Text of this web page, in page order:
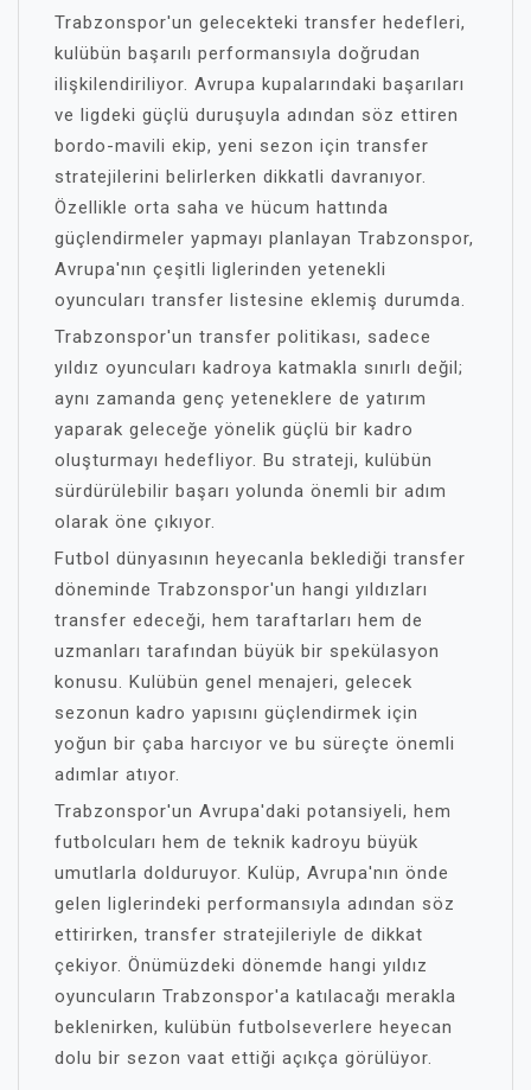
Trabzonspor'un gelecekteki transfer hedefleri,
kulübün başarılı performansıyla doğrudan
ilişkilendiriliyor. Avrupa kupalarındaki başarıları
ve ligdeki güçlü duruşuyla adından söz ettiren
bordo-mavili ekip, yeni sezon için transfer
stratejilerini belirlerken dikkatli davranıyor.
Özellikle orta saha ve hücum hattında
güçlendirmeler yapmayı planlayan Trabzonspor,
Avrupa'nın çeşitli liglerinden yetenekli
oyuncuları transfer listesine eklemiş durumda.
Trabzonspor'un transfer politikası, sadece
yıldız oyuncuları kadroya katmakla sınırlı değil;
aynı zamanda genç yeteneklere de yatırım
yaparak geleceğe yönelik güçlü bir kadro
oluşturmayı hedefliyor. Bu strateji, kulübün
sürdürülebilir başarı yolunda önemli bir adım
olarak öne çıkıyor.
Futbol dünyasının heyecanla beklediği transfer
döneminde Trabzonspor'un hangi yıldızları
transfer edeceği, hem taraftarları hem de
uzmanları tarafından büyük bir spekülasyon
konusu. Kulübün genel menajeri, gelecek
sezonun kadro yapısını güçlendirmek için
yoğun bir çaba harcıyor ve bu süreçte önemli
adımlar atıyor.
Trabzonspor'un Avrupa'daki potansiyeli, hem
futbolcuları hem de teknik kadroyu büyük
umutlarla dolduruyor. Kulüp, Avrupa'nın önde
gelen liglerindeki performansıyla adından söz
ettirirken, transfer stratejileriyle de dikkat
çekiyor. Önümüzdeki dönemde hangi yıldız
oyuncuların Trabzonspor'a katılacağı merakla
beklenirken, kulübün futbolseverlere heyecan
dolu bir sezon vaat ettiği açıkça görülüyor.